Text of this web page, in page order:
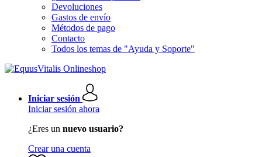
Devoluciones
Gastos de envío
Métodos de pago
Contacto
Todos los temas de "Ayuda y Soporte"
Iniciar sesión
Iniciar sesión ahora
¿Eres un nuevo usuario?
Crear una cuenta